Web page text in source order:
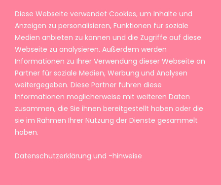
Diese Webseite verwendet Cookies, um Inhalte und
Anzeigen zu personalisieren, Funktionen für soziale
Medien anbieten zu können und die Zugriffe auf diese
Webseite zu analysieren. Außerdem werden
Informationen zu Ihrer Verwendung dieser Webseite an
Partner für soziale Medien, Werbung und Analysen
weitergegeben. Diese Partner führen diese
Informationen möglicherweise mit weiteren Daten
zusammen, die Sie ihnen bereitgestellt haben oder die
sie im Rahmen Ihrer Nutzung der Dienste gesammelt
haben.
Datenschutzerklärung und -hinweise